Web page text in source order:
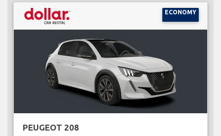
ECONOMY
PEUGEOT 208